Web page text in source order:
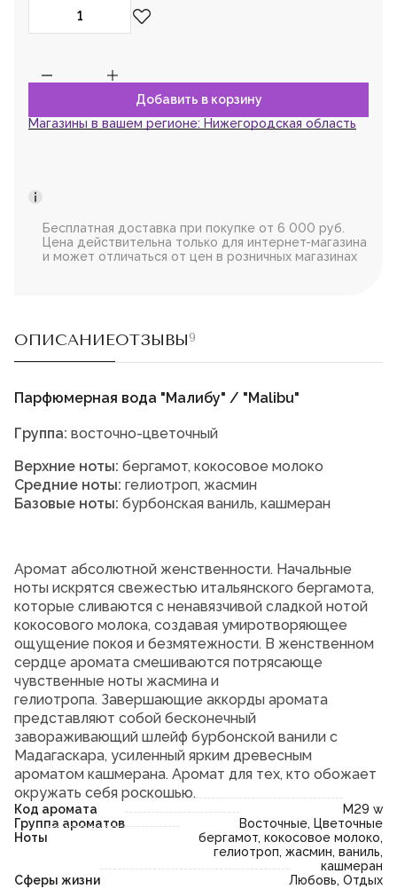
Магазины в вашем регионе: Нижегородская область
Бесплатная доставка при покупке от 6 000 руб.
Цена действительна только для интернет-магазина
и может отличаться от цен в розничных магазинах
ОПИСАНИЕОТЗЫВЫ9
Парфюмерная вода "Малибу" / "Malibu"
Группа: восточно-цветочный
Верхние ноты: бергамот, кокосовое молоко
Средние ноты: гелиотроп, жасмин
Базовые ноты: бурбонская ваниль, кашмеран
Аромат абсолютной женственности. Начальные
ноты искрятся свежестью итальянского бергамота,
которые сливаются с ненавязчивой сладкой нотой
кокосового молока, создавая умиротворяющее
ощущение покоя и безмятежности. В женственном
сердце аромата смешиваются потрясающе
чувственные ноты жасмина и
гелиотропа. Завершающие аккорды аромата
представляют собой бесконечный
завораживающий шлейф бурбонской ванили с
Мадагаскара, усиленный ярким древесным
ароматом кашмерана. Аромат для тех, кто обожает
окружать себя роскошью.
Код аромата
M29 w
Группа ароматов
Восточные, Цветочные
Ноты
бергамот, кокосовое молоко,
гелиотроп, жасмин, ваниль,
кашмеран
Сферы жизни
Любовь, Отдых